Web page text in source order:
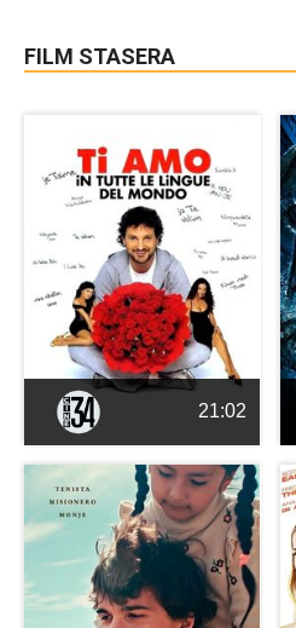
FILM STASERA
21:02